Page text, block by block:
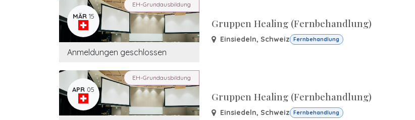
MÄR 15
Anmeldungen geschlossen
Gruppen Healing (Fernbehandlung)
Einsiedeln, Schweiz Fernbehandlung
EH-Grundausbildung
APR 05
Gruppen Healing (Fernbehandlung)
Einsiedeln, Schweiz Fernbehandlung
EH-Grundausbildung